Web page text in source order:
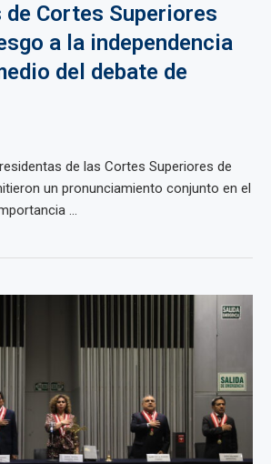
Cortes Superiores
a la independencia
del debate de
de las Cortes Superiores de
un pronunciamiento conjunto en el
...